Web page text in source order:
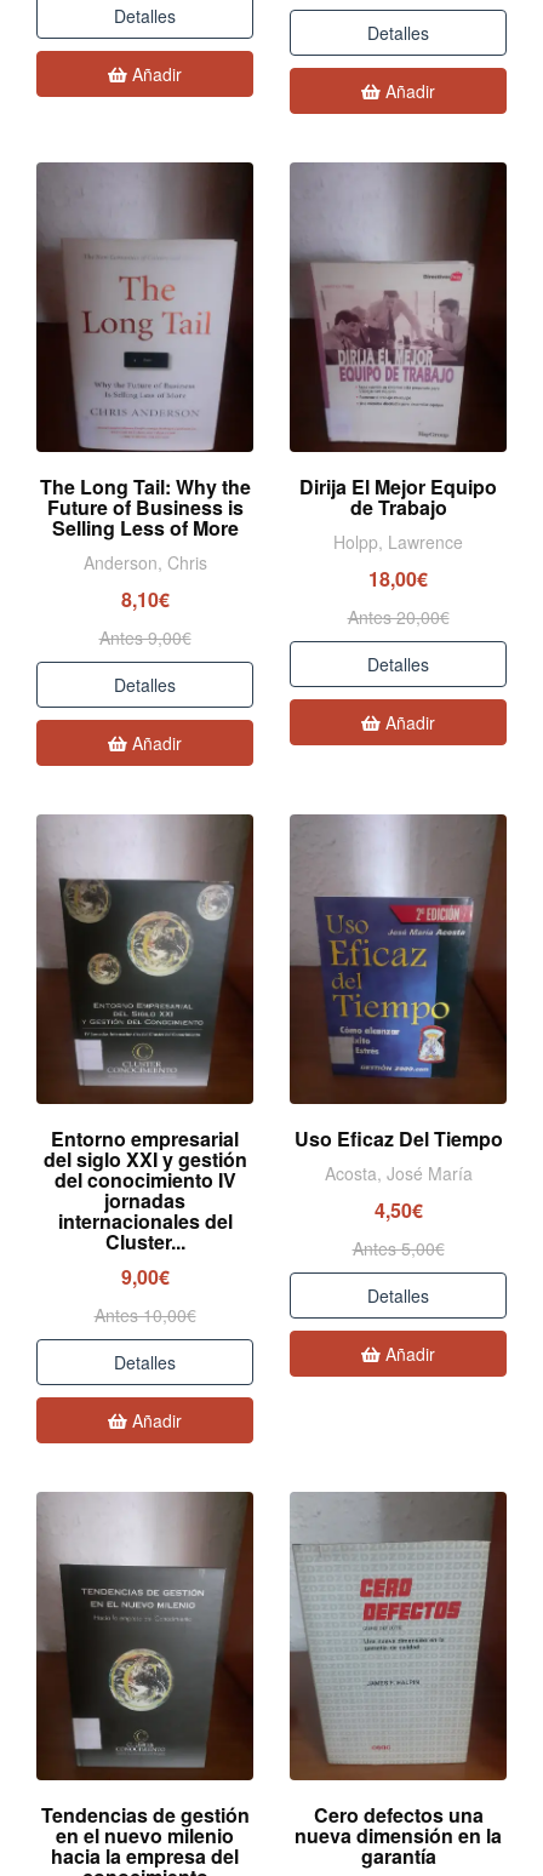
Detalles
Añadir
Detalles
Añadir
The Long Tail: Why the
Future of Business is
Selling Less of More
Anderson, Chris
8,10€
Antes 9,00€
Detalles
Añadir
Dirija El Mejor Equipo
de Trabajo
Holpp, Lawrence
18,00€
Antes 20,00€
Detalles
Añadir
Entorno empresarial
del siglo XXI y gestión
del conocimiento IV
jornadas
internacionales del
Cluster...
9,00€
Antes 10,00€
Detalles
Añadir
Uso Eficaz Del Tiempo
Acosta, José María
4,50€
Antes 5,00€
Detalles
Añadir
Tendencias de gestión
en el nuevo milenio
hacia la empresa del
Cero defectos una
nueva dimensión en la
garantía